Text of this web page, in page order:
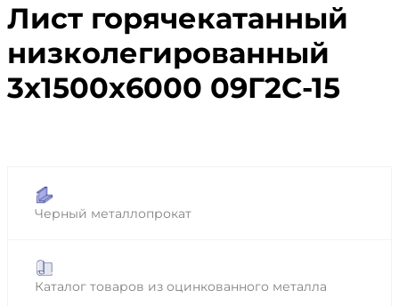
Лист горячекатанный
низколегированный
3х1500х6000 09Г2С-15
Черный металлопрокат
Каталог товаров из оцинкованного металла